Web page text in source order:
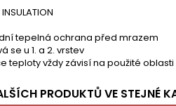
tepelná ochrana před mrazem
se u 1. a 2. vrstev
teploty vždy závisí na použité
PRODUKTŮ VE STEJNÉ